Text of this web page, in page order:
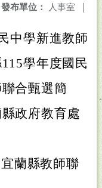
發布單位： 人事室 |
中學新進教師
學年度國民
合甄選簡
政府教育處
蘭縣教師聯